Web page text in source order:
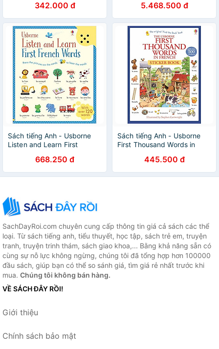
Diploma (French Edition)
342.000 đ
Elevate: French ab Initio for
the IB Diploma (French
Edition)
5.468.500 đ
Sách tiếng Anh - Usborne
Listen and Learn First
668.250 đ
Sách tiếng Anh - Usborne
First Thousand Words in
445.500 đ
SachDayRoi.com chuyên cung cấp thông tin giá cả sách các thể
loại. Từ sách tiếng anh, tiểu thuyết, học tập, sách trẻ em, truyện
tranh, truyện trinh thám, sách giao khoa,... Bằng khả năng sẵn có
cùng sự nỗ lực không ngừng, chúng tôi đã tổng hợp hơn 100000
đầu sách, giúp bạn có thể so sánh giá, tìm giá rẻ nhất trước khi
mua. Chúng tôi không bán hàng.
VỀ SÁCH ĐÂY RỒI!
Giới thiệu
Chính sách bảo mật